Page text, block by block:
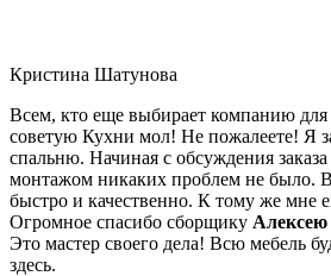
Кристина Шатунова
Всем, кто еще выбирает компанию для
советую Кухни мол! Не пожалеете! Я
спальню. Начиная с обсуждения заказа
монтажом никаких проблем не было.
быстро и качественно. К тому же мне
Огромное спасибо сборщику Алексею
Это мастер своего дела! Всю мебель
здесь.